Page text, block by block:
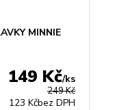
MINNIE
249 Kč
149 Kč/ks
123 Kčbez DPH